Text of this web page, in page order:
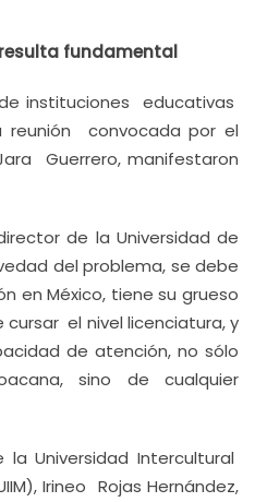
fundamental
instituciones educativas
convocada por el
Guerrero, manifestaron
de la Universidad de
del problema, se debe
en México, tiene su grueso
el nivel licenciatura, y
de atención, no sólo
sino de cualquier
Universidad Intercultural
Irineo Rojas Hernández,